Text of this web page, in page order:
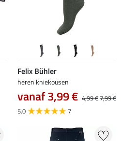
Felix Bühler
heren kniekousen
vanaf 3,99 € 4,99 €7,99 €
5.0
7